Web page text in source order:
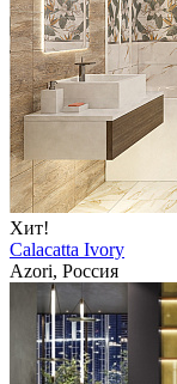
Хит!
Calacatta Ivory
Azori, Россия